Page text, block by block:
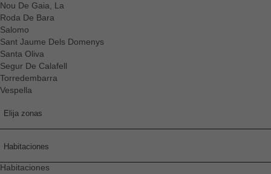
Nou De Gaia, La
Roda De Bara
Salomo
Sant Jaume Dels Domenys
Santa Oliva
Segur De Calafell
Torredembarra
Vespella
Elija zonas
Habitaciones
Habitaciones